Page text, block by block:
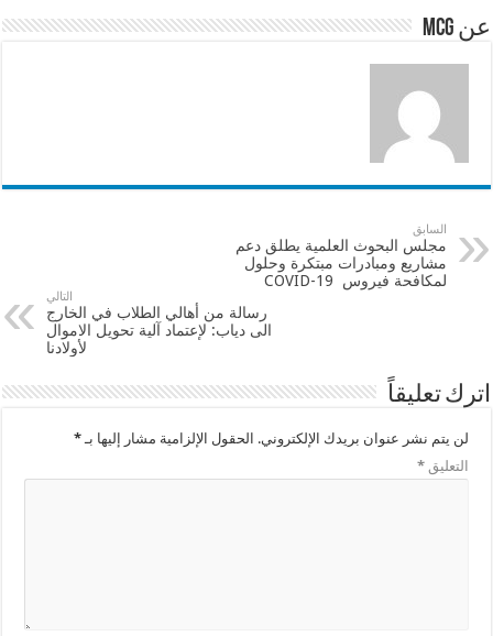
o
k
p
عن mcg
السابق
مجلس البحوث العلمية يطلق دعم
مشاريع ومبادرات مبتكرة وحلول
لمكافحة فيروس COVID-19
التالي
رسالة من أهالي الطلاب في الخارج
الى دياب: لإعتماد آلية تحويل الاموال
لأولادنا
اترك تعليقاً
لن يتم نشر عنوان بريدك الإلكتروني. الحقول الإلزامية مشار إليها بـ*
التعليق*